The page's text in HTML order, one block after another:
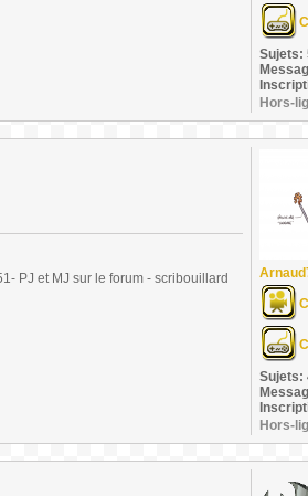
Sujets:
Hors-
PJ et MJ sur le forum - scribouillard
Sujets:
Hors-